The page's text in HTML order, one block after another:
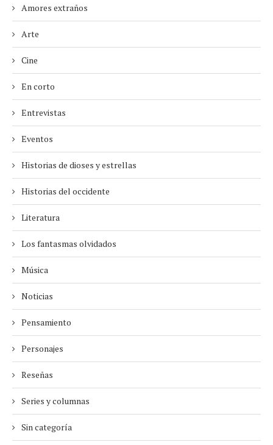
Amores extraños
Arte
Cine
En corto
Entrevistas
Eventos
Historias de dioses y estrellas
Historias del occidente
Literatura
Los fantasmas olvidados
Música
Noticias
Pensamiento
Personajes
Reseñas
Series y columnas
Sin categoría